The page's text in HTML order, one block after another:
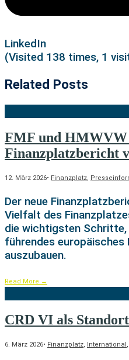
LinkedIn
(Visited 138 times, 1
Related Posts
FMF und HMWVW
Finanzplatzbericht
12. März 2026• Finanzplatz,
Der neue
Vielfalt des
die wichtigsten Schritte,
führendes
auszubauen.
Read More →
CRD VI als
6. März 2026• Finanzplatz, International,